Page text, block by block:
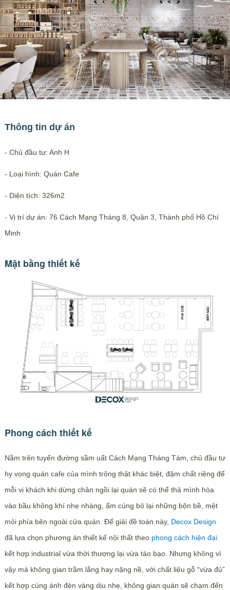
Thông tin dự án
- Chủ đầu tư: Anh H
- Loại hình: Quán Cafe
- Diện tích: 326m2
- Vị trí dự án: 76 Cách Mạng Tháng 8, Quận 3, Thành phố Hồ Chí
Minh
Mặt bằng thiết kế
Phong cách thiết kế
Nằm trên tuyến đường sầm uất Cách Mạng Tháng Tám, chủ đầu tư
hy vọng quán cafe của mình trông thật khác biệt, đậm chất riêng để
mỗi vị khách khi dừng chân ngồi lại quán sẽ có thể thả mình hòa
vào bầu không khí nhẹ nhàng, ấm cúng bỏ lại những bộn bề, mệt
mỏi phía bên ngoài cửa quán. Để giải đề toán này, Decox Design
đã lựa chọn phương án thiết kế nội thất theo phong cách hiện đại
kết hợp industrial vừa thời thượng lại vừa táo bạo. Nhưng không vì
vậy mà không gian trầm lắng hay nặng nề, với chất liệu gỗ “vừa đủ”
kết hợp cùng ánh đèn vàng dịu nhẹ, không gian quán sẽ chạm đến